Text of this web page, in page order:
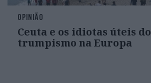
OPINIÃO
Ceuta e os idiotas úteis do
trumpismo na Europa